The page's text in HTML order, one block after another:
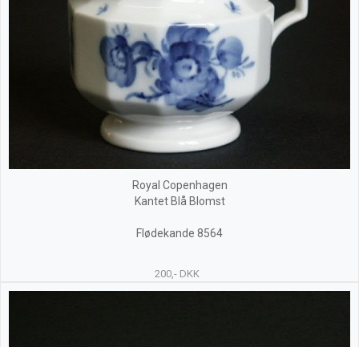
Royal Copenhagen
Kantet Blå Blomst
Flødekande 8564
200,- DKK